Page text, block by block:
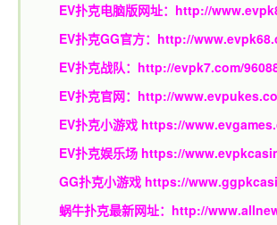
EV扑克电脑版网址： http://
EV扑克GG官方： http://
EV扑克战队： http://evpk7.com/
EV扑克官网： http://
EV扑克小游戏 https://
EV扑克娱乐场 https://
GG扑克小游戏 https://
蜗牛扑克最新网址： http://